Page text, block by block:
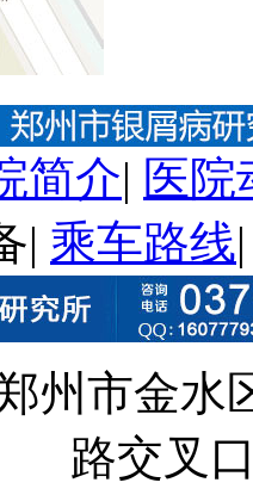
简介| 医院
| 乘车路线
州市金水
路交叉